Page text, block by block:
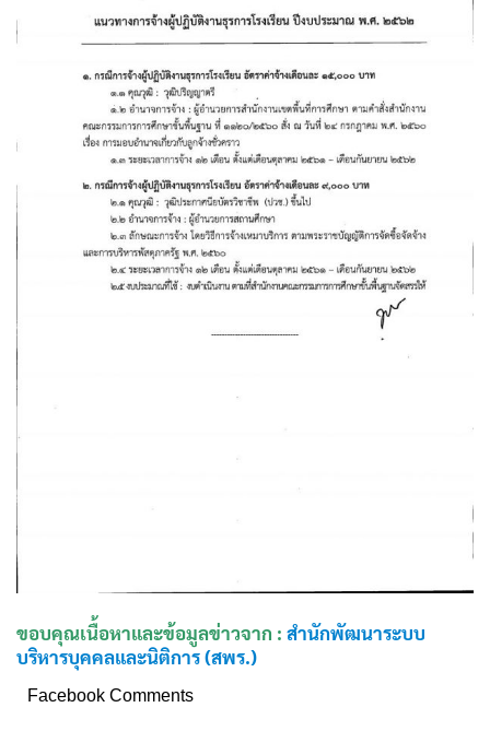
ขอบคุณเนื้อหาและข้อมูลข่าวจาก : สำนักพัฒนาระบบ
บริหารบุคคลและนิติการ (สพร.)
Facebook Comments